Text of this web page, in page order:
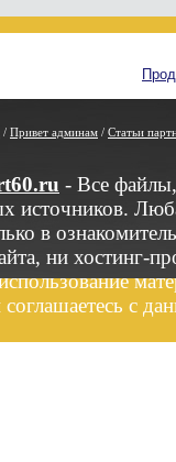
/ Привет админам / Статьи
- Все
источников.
в
ни хостинг-
с